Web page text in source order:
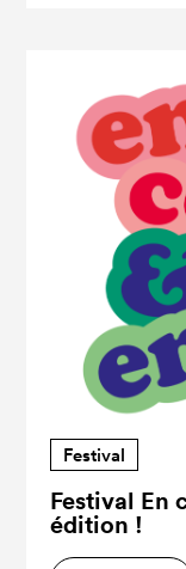
Festival
Festival En
édition !